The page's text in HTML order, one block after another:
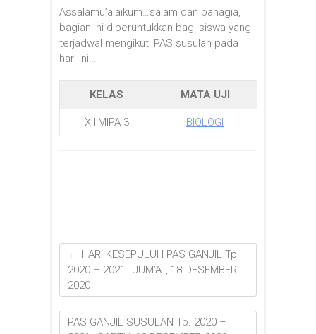
Assalamu’alaikum…salam dan bahagia,
bagian ini diperuntukkan bagi siswa yang
terjadwal mengikuti PAS susulan pada
hari ini…
KELAS MATA UJI
XII MIPA 3 BIOLOGI
← HARI KESEPULUH PAS GANJIL Tp.
2020 – 2021…JUM’AT, 18 DESEMBER
2020
PAS GANJIL SUSULAN Tp. 2020 –